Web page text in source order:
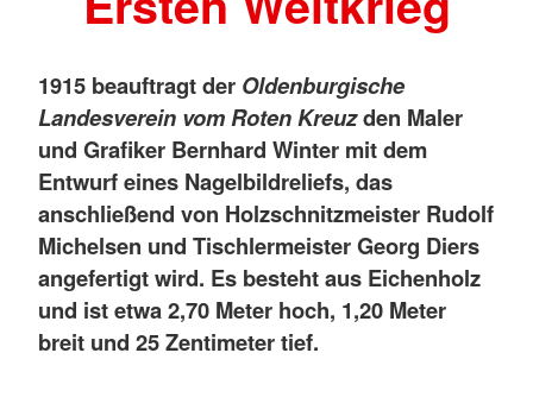
1915 beauftragt der Oldenburgische
Landesverein vom Roten Kreuzden Maler
und Grafiker Bernhard Winter mit dem
Entwurf eines Nagelbildreliefs, das
anschließend von Holzschnitzmeister Rudolf
Michelsen und Tischlermeister Georg Diers
angefertigt wird. Es besteht aus Eichenholz
und ist etwa 2,70 Meter hoch, 1,20 Meter
breit und 25 Zentimeter tief.